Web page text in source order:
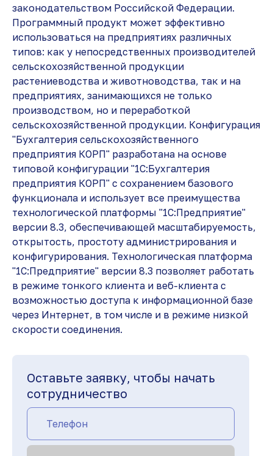
законодательством Российской Федерации.
Программный продукт может эффективно
использоваться на предприятиях различных
типов: как у непосредственных производителей
сельскохозяйственной продукции
растениеводства и животноводства, так и на
предприятиях, занимающихся не только
производством, но и переработкой
сельскохозяйственной продукции. Конфигурация
"Бухгалтерия сельскохозяйственного
предприятия КОРП" разработана на основе
типовой конфигурации "1С:Бухгалтерия
предприятия КОРП" с сохранением базового
функционала и использует все преимущества
технологической платформы "1С:Предприятие"
версии 8.3, обеспечивающей масштабируемость,
открытость, простоту администрирования и
конфигурирования. Технологическая платформа
"1С:Предприятие" версии 8.3 позволяет работать
в режиме тонкого клиента и веб-клиента с
возможностью доступа к информационной базе
через Интернет, в том числе и в режиме низкой
скорости соединения.
Оставьте заявку, чтобы начать
сотрудничество